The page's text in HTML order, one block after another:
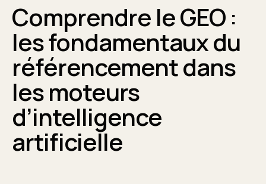
Comprendre le GEO :
les fondamentaux du
référencement dans
les moteurs
d’intelligence
artificielle